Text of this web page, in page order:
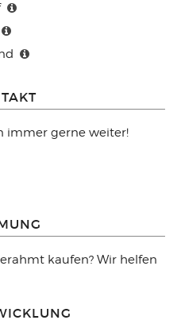
immer gerne weiter!
kaufen? Wir helfen